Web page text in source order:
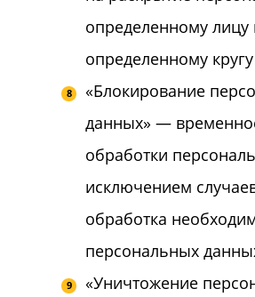
определенному лицу
определенному
«Блокирование
данных» —
обработки
исключением
обработка
персональных
«Уничтожение